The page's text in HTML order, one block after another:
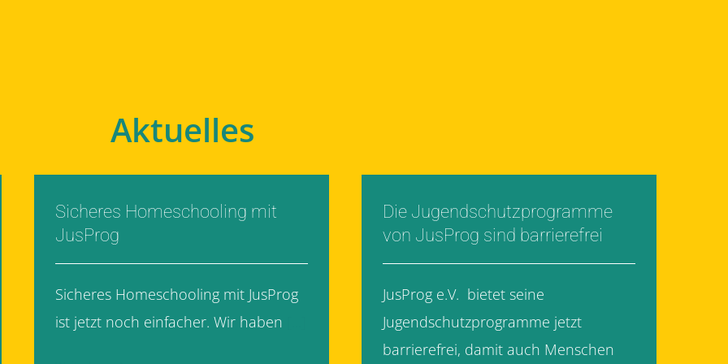
Aktuelles
Sicheres Homeschooling mit
JusProg
Sicheres Homeschooling mit JusProg
ist jetzt noch einfacher. Wir haben
Die Jugendschutzprogramme
von JusProg sind barrierefrei
JusProg e.V. bietet seine
Jugendschutzprogramme jetzt
barrierefrei, damit auch Menschen